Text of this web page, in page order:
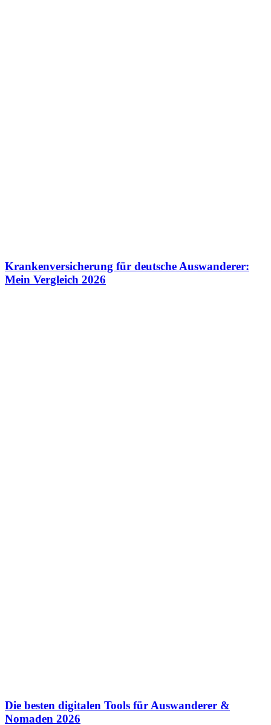
Krankenversicherung für deutsche Auswanderer:
Mein Vergleich 2026
Die besten digitalen Tools für Auswanderer &
Nomaden 2026